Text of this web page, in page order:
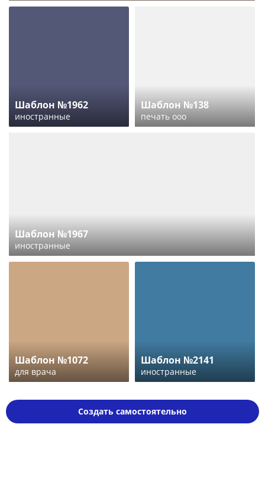
Шаблон №1962
иностранные
Шаблон №138
печать ооо
Шаблон №1967
иностранные
Шаблон №1072
для врача
Шаблон №2141
иностранные
Создать самостоятельно